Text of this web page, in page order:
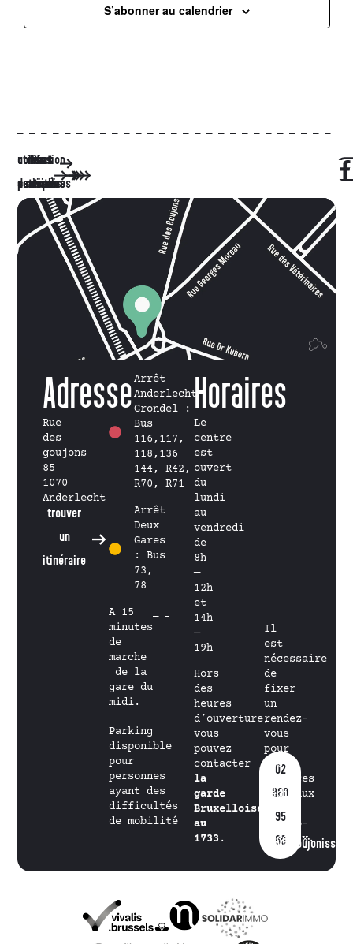
S’abonner au calendrier
les
services
les
activités
le
centre
nos
partenaires
utilisation
des salles
infos
pratiques
contact
Adresse
Rue
des
goujons
85
1070
Anderlecht
trouver
un
itinéraire
Arrêt
Anderlecht
Grondel :
Bus
116,117,
118,136
144, R42,
R70, R71
Arrêt
Deux
Gares
: Bus
73,
78
A 15
minutes
de
marche
de la
gare du
midi.
Parking
disponible
pour
personnes
ayant des
difficultés
de mobilité
Horaires
Le
centre
est
ouvert
du
lundi
au
vendredi
de
8h
—
12h
et
14h
—
19h
Hors
des
heures
d’ouverture,
vous
pouvez
contacter
la
garde
Bruxelloise
au
1733 .
02
880
95
60
Il
est
nécessaire
de
fixer
un
rendez-
vous
pour
les
services
médicaux
et
psycho-
sociaux.